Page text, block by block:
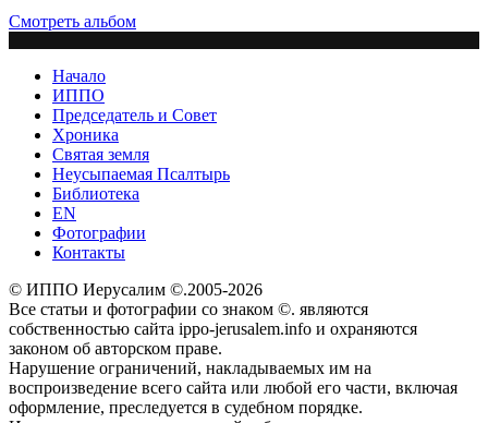
Смотреть альбом
Начало
ИППО
Председатель и Совет
Хроника
Святая земля
Неусыпаемая Псалтырь
Библиотека
EN
Фотографии
Контакты
© ИППО Иерусалим ©.2005-2026
Все статьи и фотографии со знаком ©. являются
собственностью сайта ippo-jerusalem.info и охраняются
законом об авторском праве.
Нарушение ограничений, накладываемых им на
воспроизведение всего сайта или любой его части, включая
оформление, преследуется в судебном порядке.